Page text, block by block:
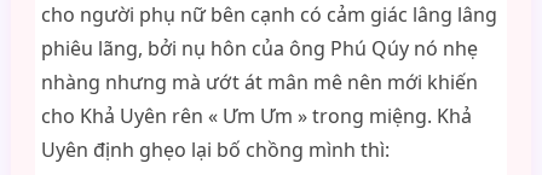
cho người phụ nữ bên cạnh có cảm giác lâng lâng
phiêu lãng, bởi nụ hôn của ông Phú Qúy nó nhẹ
nhàng nhưng mà ướt át mân mê nên mới khiến
cho Khả Uyên rên « Ưm Ưm » trong miệng. Khả
Uyên định ghẹo lại bố chồng mình thì: